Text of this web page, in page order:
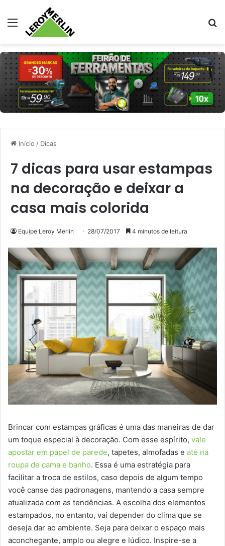
Menu
Início / Dicas
7 dicas para usar estampas
na decoração e deixar a
casa mais colorida
Equipe Leroy Merlin 28/07/2017 4 minutos de leitura
Brincar com estampas gráficas é uma das maneiras de dar
um toque especial à decoração. Com esse espírito, vale
apostar em papel de parede, tapetes, almofadas e até na
roupa de cama e banho. Essa é uma estratégia para
facilitar a troca de estilos, caso depois de algum tempo
você canse das padronagens, mantendo a casa sempre
atualizada com as tendências. A escolha dos elementos
estampados, no entanto, vai depender do clima que se
deseja dar ao ambiente. Seja para deixar o espaço mais
aconchegante, amplo ou alegre e lúdico. Inspire-se a